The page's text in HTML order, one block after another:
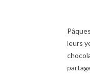
leurs